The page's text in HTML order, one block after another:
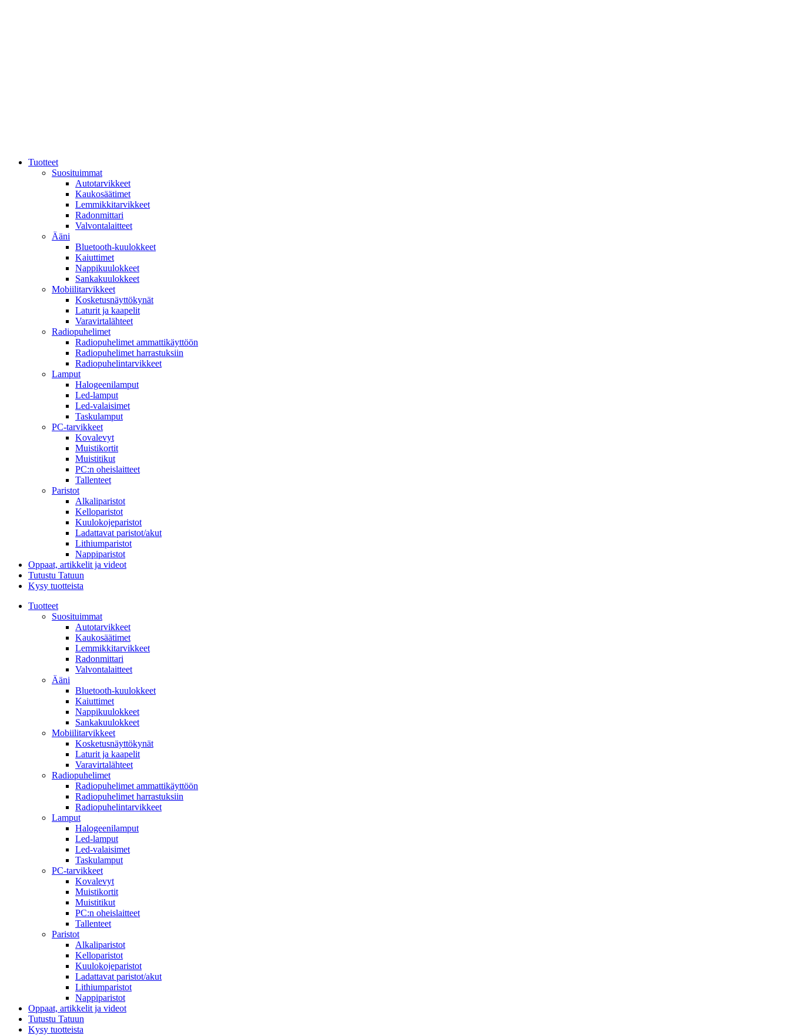
Tuotteet
Suosituimmat
Autotarvikkeet
Kaukosäätimet
Lemmikkitarvikkeet
Radonmittari
Valvontalaitteet
Ääni
Bluetooth-kuulokkeet
Kaiuttimet
Nappikuulokkeet
Sankakuulokkeet
Mobiilitarvikkeet
Kosketusnäyttökynät
Laturit ja kaapelit
Varavirtalähteet
Radiopuhelimet
Radiopuhelimet ammattikäyttöön
Radiopuhelimet harrastuksiin
Radiopuhelintarvikkeet
Lamput
Halogeenilamput
Led-lamput
Led-valaisimet
Taskulamput
PC-tarvikkeet
Kovalevyt
Muistikortit
Muistitikut
PC:n oheislaitteet
Tallenteet
Paristot
Alkaliparistot
Kelloparistot
Kuulokojeparistot
Ladattavat paristot/akut
Lithiumparistot
Nappiparistot
Oppaat, artikkelit ja videot
Tutustu Tatuun
Kysy tuotteista
Tuotteet
Suosituimmat
Autotarvikkeet
Kaukosäätimet
Lemmikkitarvikkeet
Radonmittari
Valvontalaitteet
Ääni
Bluetooth-kuulokkeet
Kaiuttimet
Nappikuulokkeet
Sankakuulokkeet
Mobiilitarvikkeet
Kosketusnäyttökynät
Laturit ja kaapelit
Varavirtalähteet
Radiopuhelimet
Radiopuhelimet ammattikäyttöön
Radiopuhelimet harrastuksiin
Radiopuhelintarvikkeet
Lamput
Halogeenilamput
Led-lamput
Led-valaisimet
Taskulamput
PC-tarvikkeet
Kovalevyt
Muistikortit
Muistitikut
PC:n oheislaitteet
Tallenteet
Paristot
Alkaliparistot
Kelloparistot
Kuulokojeparistot
Ladattavat paristot/akut
Lithiumparistot
Nappiparistot
Oppaat, artikkelit ja videot
Tutustu Tatuun
Kysy tuotteista